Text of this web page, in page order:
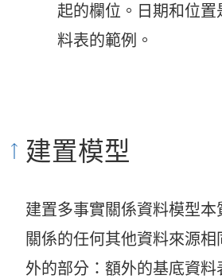
起的欄位。日期和位
料表的範例。
建置模型
建置多事實關係資料模型本
關係的任何其他資料來源
外的部分：額外的基底資